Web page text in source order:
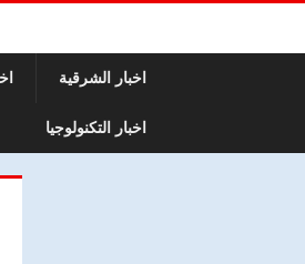
اخبار الشرقية
اخبار التكنولوجيا